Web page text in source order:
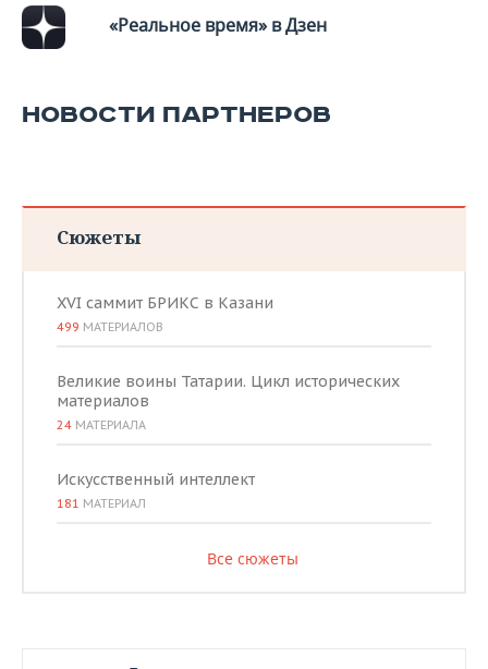
«Реальное время» в Дзен
НОВОСТИ ПАРТНЕРОВ
Сюжеты
XVI саммит БРИКС в Казани
499 МАТЕРИАЛОВ
Великие воины Татарии. Цикл исторических
материалов
24 МАТЕРИАЛА
Искусственный интеллект
181 МАТЕРИАЛ
Все сюжеты